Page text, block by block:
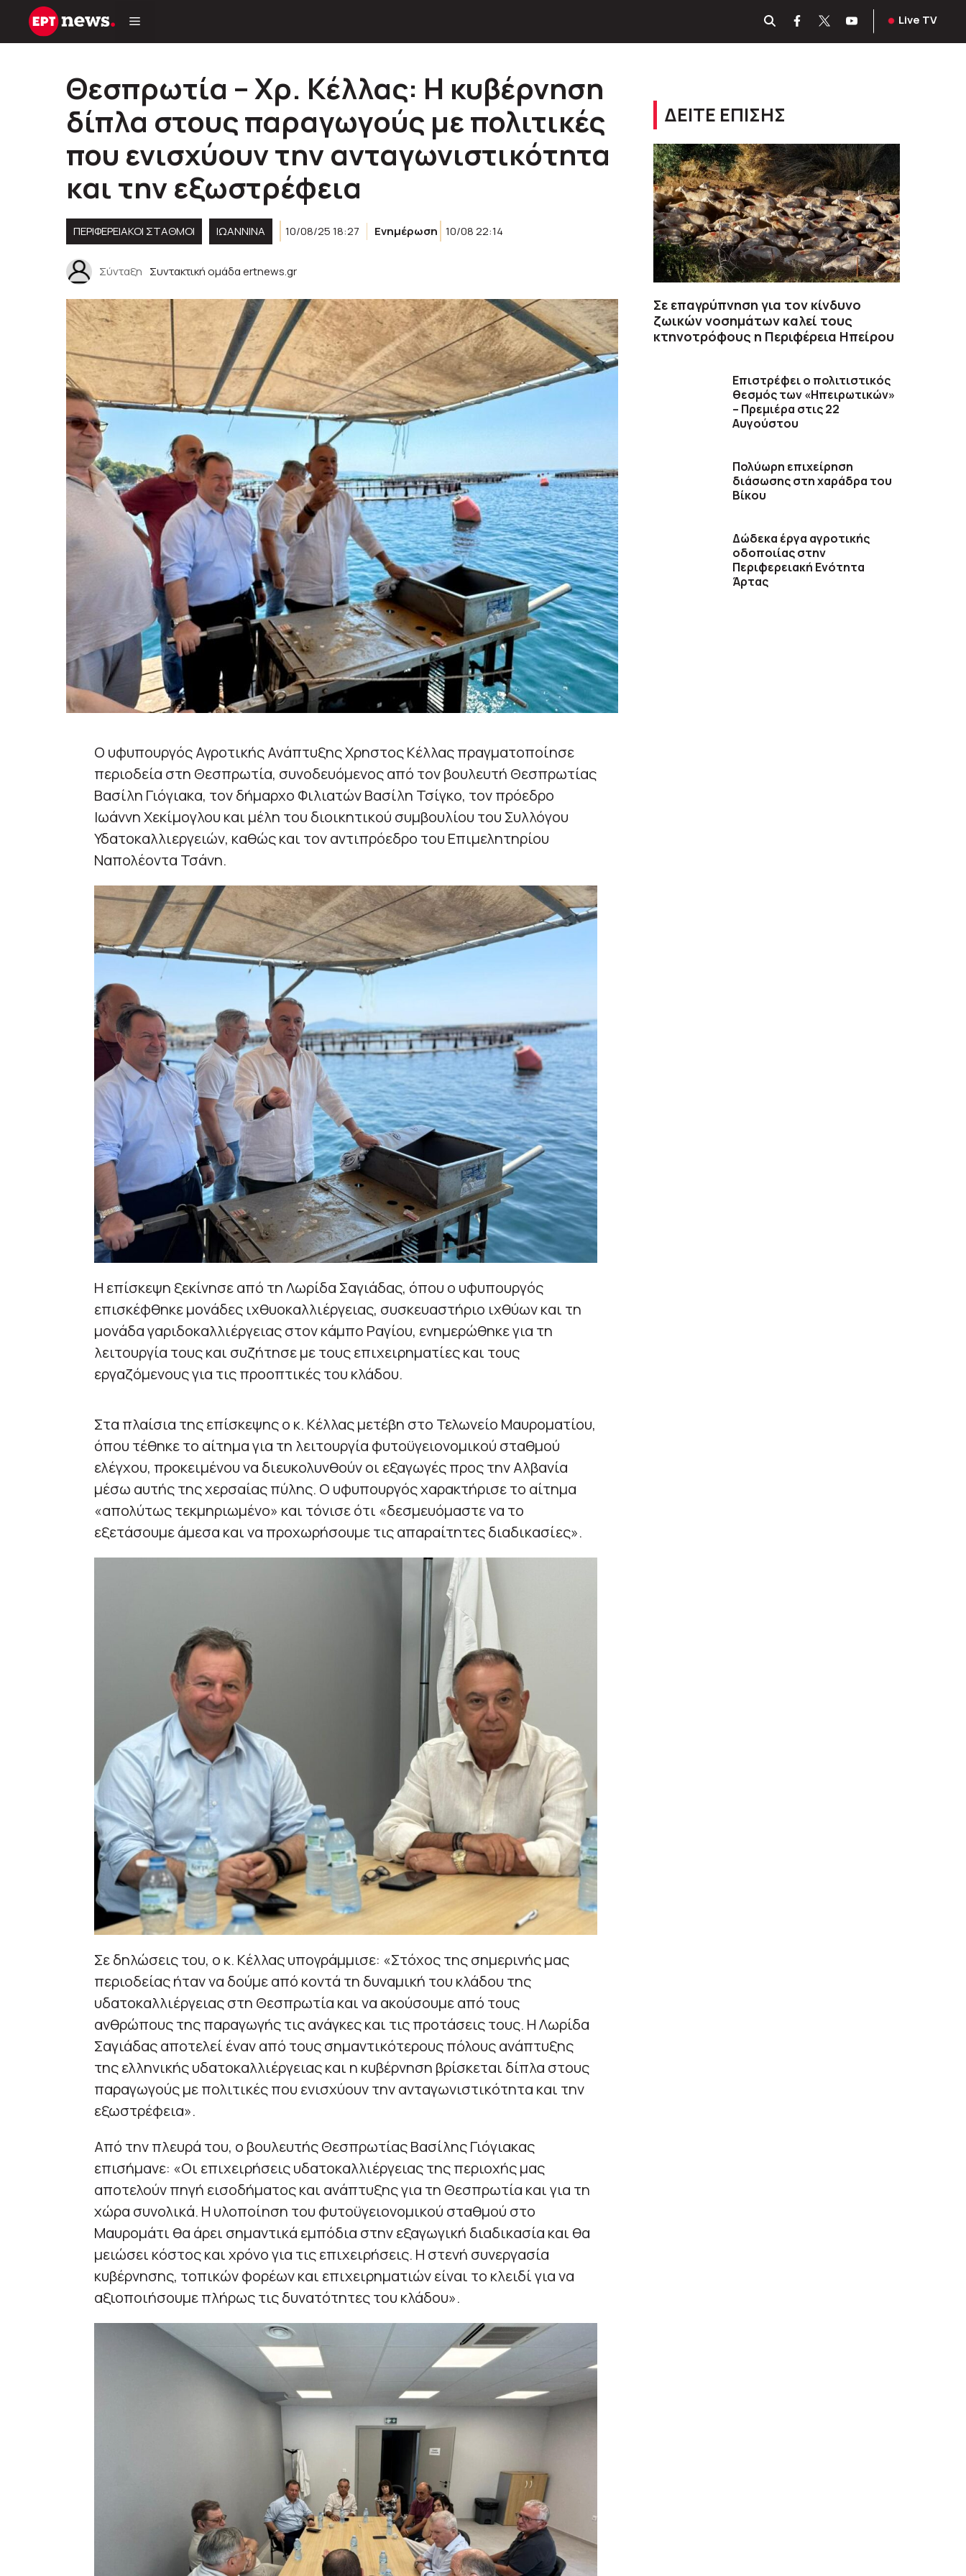
Μετάβαση
Live TV
Θεσπρωτία – Χρ. Κέλλας: Η κυβέρνηση
δίπλα στους παραγωγούς με πολιτικές
που ενισχύουν την ανταγωνιστικότητα
και την εξωστρέφεια
ΠΕΡΙΦΕΡΕΙΑΚΟΊ ΣΤΑΘΜΟΊ ΙΩΑΝΝΙΝΑ 10/08/25 18:27 Ενημέρωση 10/08 22:14
Σύνταξη Συντακτική ομάδα ertnews.gr
Ο υφυπουργός Αγροτικής Ανάπτυξης Χρηστος Κέλλας πραγματοποίησε
περιοδεία στη Θεσπρωτία, συνοδευόμενος από τον βουλευτή Θεσπρωτίας
Βασίλη Γιόγιακα, τον δήμαρχο Φιλιατών Βασίλη Τσίγκο, τον πρόεδρο
Ιωάννη Χεκίμογλου και μέλη του διοικητικού συμβουλίου του Συλλόγου
Υδατοκαλλιεργειών, καθώς και τον αντιπρόεδρο του Επιμελητηρίου
Ναπολέοντα Τσάνη.
Η επίσκεψη ξεκίνησε από τη Λωρίδα Σαγιάδας, όπου ο υφυπουργός
επισκέφθηκε μονάδες ιχθυοκαλλιέργειας, συσκευαστήριο ιχθύων και τη
μονάδα γαριδοκαλλιέργειας στον κάμπο Ραγίου, ενημερώθηκε για τη
λειτουργία τους και συζήτησε με τους επιχειρηματίες και τους
εργαζόμενους για τις προοπτικές του κλάδου.
Στα πλαίσια της επίσκεψης ο κ. Κέλλας μετέβη στο Τελωνείο Μαυροματίου,
όπου τέθηκε το αίτημα για τη λειτουργία φυτοϋγειονομικού σταθμού
ελέγχου, προκειμένου να διευκολυνθούν οι εξαγωγές προς την Αλβανία
μέσω αυτής της χερσαίας πύλης. Ο υφυπουργός χαρακτήρισε το αίτημα
«απολύτως τεκμηριωμένο» και τόνισε ότι «δεσμευόμαστε να το
εξετάσουμε άμεσα και να προχωρήσουμε τις απαραίτητες διαδικασίες».
Σε δηλώσεις του, ο κ. Κέλλας υπογράμμισε: «Στόχος της σημερινής μας
περιοδείας ήταν να δούμε από κοντά τη δυναμική του κλάδου της
υδατοκαλλιέργειας στη Θεσπρωτία και να ακούσουμε από τους
ανθρώπους της παραγωγής τις ανάγκες και τις προτάσεις τους. Η Λωρίδα
Σαγιάδας αποτελεί έναν από τους σημαντικότερους πόλους ανάπτυξης
της ελληνικής υδατοκαλλιέργειας και η κυβέρνηση βρίσκεται δίπλα στους
παραγωγούς με πολιτικές που ενισχύουν την ανταγωνιστικότητα και την
εξωστρέφεια».
Από την πλευρά του, ο βουλευτής Θεσπρωτίας Βασίλης Γιόγιακας
επισήμανε: «Οι επιχειρήσεις υδατοκαλλιέργειας της περιοχής μας
αποτελούν πηγή εισοδήματος και ανάπτυξης για τη Θεσπρωτία και για τη
χώρα συνολικά. Η υλοποίηση του φυτοϋγειονομικού σταθμού στο
Μαυρομάτι θα άρει σημαντικά εμπόδια στην εξαγωγική διαδικασία και θα
μειώσει κόστος και χρόνο για τις επιχειρήσεις. Η στενή συνεργασία
κυβέρνησης, τοπικών φορέων και επιχειρηματιών είναι το κλειδί για να
αξιοποιήσουμε πλήρως τις δυνατότητες του κλάδου».
ΔΕΙΤΕ ΕΠΙΣΗΣ
Σε επαγρύπνηση για τον κίνδυνο
ζωικών νοσημάτων καλεί τους
κτηνοτρόφους η Περιφέρεια Ηπείρου
Επιστρέφει ο πολιτιστικός
θεσμός των «Ηπειρωτικών»
– Πρεμιέρα στις 22
Αυγούστου
Πολύωρη επιχείρηση
διάσωσης στη χαράδρα του
Βίκου
Δώδεκα έργα αγροτικής
οδοποιίας στην
Περιφερειακή Ενότητα
Άρτας